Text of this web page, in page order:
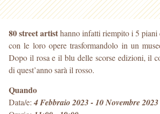
80 street artisthanno infatti riempito i 5
con le loro opere trasformandolo in un
Dopo il rosa e il blu delle scorse edizioni, il
di quest’anno sarà il rosso.
Quando
Data/e: 4 Febbraio 2023 - 10 Novembre 2023